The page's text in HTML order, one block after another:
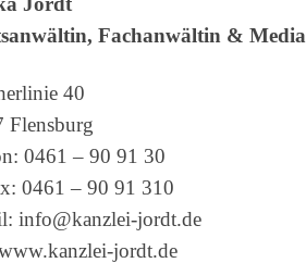
Fachanwältin &
40
Flensburg
0461 – 90 91 30
0461 – 90 91 310
info@kanzlei-jordt.de
jordt.de